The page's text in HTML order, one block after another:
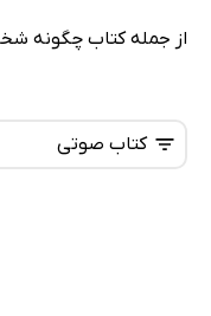
از جمله کتاب چگونه
کتاب صوتی